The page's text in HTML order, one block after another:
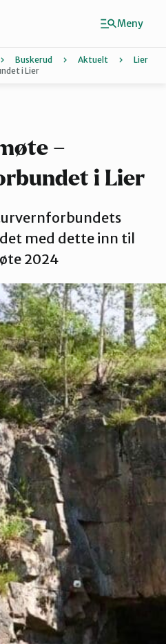
Buskerud Aktuelt
Lier
i Lier
–
i Lier
med dette inn til
2024